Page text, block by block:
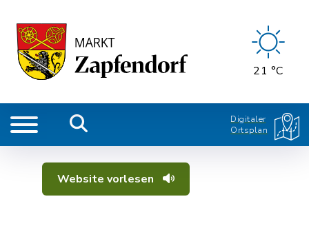
21 °C
Digitaler
Ortsplan
Website vorlesen